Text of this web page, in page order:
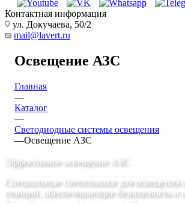
Контактная информация
ул. Докучаева, 50/2
mail@lavert.ru
Освещение АЗС
Главная
—
Каталог
—
Светодиодные системы освещения
—Освещение АЗС
Эффективное освещение АЗС
Специальные светильники для освещения
станций, обеспечивающие безопасность и